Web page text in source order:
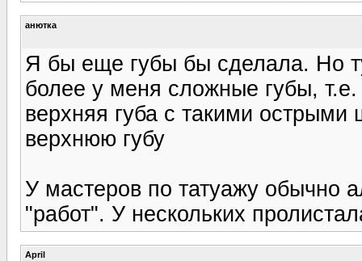
анютка
Я бы еще губы бы сделала. Но
более у меня сложные губы,
верхняя губа с такими
верхнюю губу
У мастеров по татуажу обычно
"работ". У нескольких
April